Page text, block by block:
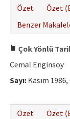
Özet
Özet
Benzer
Çok Yönlü
Cemal Enginsoy
Sayı: Kasım
Özet
Özet